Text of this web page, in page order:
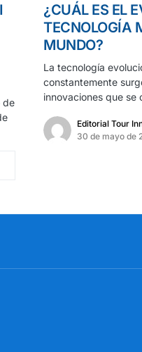
de
¿CUÁL ES EL
TECNOLOGÍA
MUNDO?
La tecnología
constantemente
innovaciones que se
Editorial Tour
30 de mayo de